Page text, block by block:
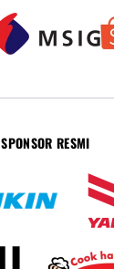
SPONSOR RESMI